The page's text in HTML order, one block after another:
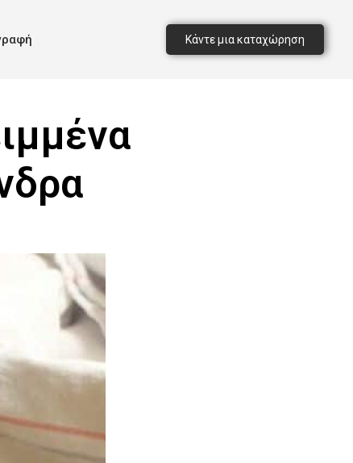
Κάντε μια καταχώρηση